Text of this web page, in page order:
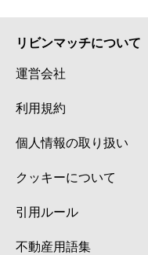
リビンマッチについて
運営会社
利用規約
個人情報の取り扱い
クッキーについて
引用ルール
不動産用語集